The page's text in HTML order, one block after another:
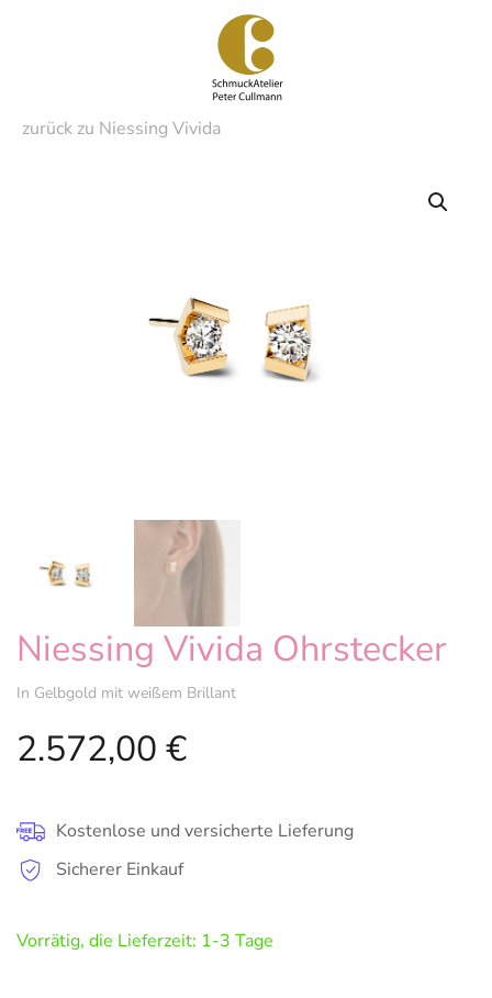
zurück zu Niessing Vivida
Niessing Vivida Ohrstecker
In Gelbgold mit weißem Brillant
2.572,00 €
Kostenlose und versicherte Lieferung
Sicherer Einkauf
Vorrätig, die Lieferzeit: 1-3 Tage